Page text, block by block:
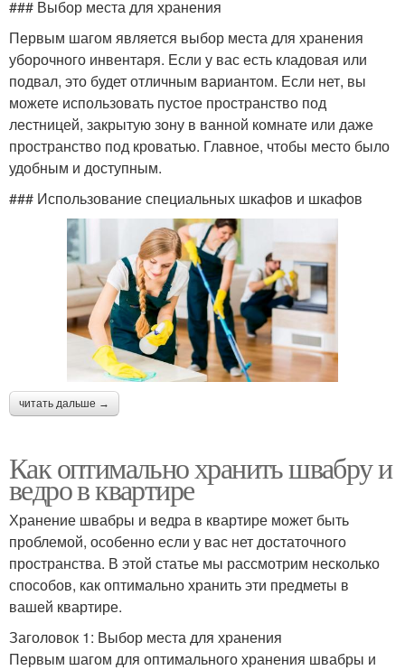
### Выбор места для хранения
Первым шагом является выбор места для хранения
уборочного инвентаря. Если у вас есть кладовая или
подвал, это будет отличным вариантом. Если нет, вы
можете использовать пустое пространство под
лестницей, закрытую зону в ванной комнате или даже
пространство под кроватью. Главное, чтобы место было
удобным и доступным.
### Использование специальных шкафов и шкафов
читать дальше →
Как оптимально хранить швабру и
ведро в квартире
Хранение швабры и ведра в квартире может быть
проблемой, особенно если у вас нет достаточного
пространства. В этой статье мы рассмотрим несколько
способов, как оптимально хранить эти предметы в
вашей квартире.
Заголовок 1: Выбор места для хранения
Первым шагом для оптимального хранения швабры и